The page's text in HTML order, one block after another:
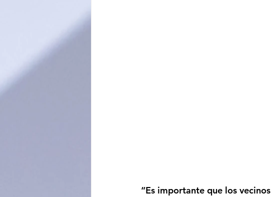
“Es importante que los